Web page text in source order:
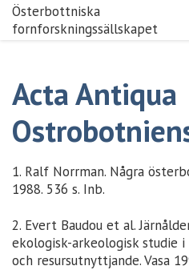
Österbottniska
fornforskningssällskapet
Acta Antiqua
1. Ralf Norrman. Några
1988. 536 s. Inb.
2. Evert Baudou et al.
ekologisk-arkeologisk studie
och resursutnyttjande. Vasa